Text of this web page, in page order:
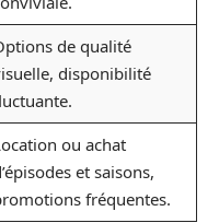
de qualité
disponibilité
ou achat
et saisons,
fréquentes.